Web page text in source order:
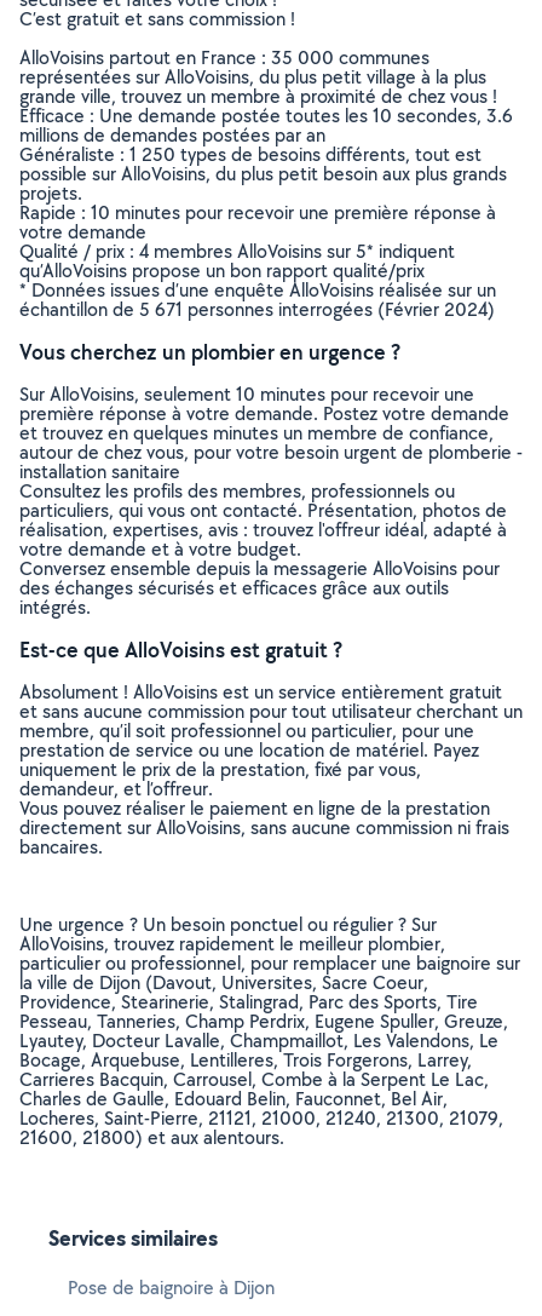
C’est gratuit et sans commission !
AlloVoisins partout en France : 35 000 communes
représentées sur AlloVoisins, du plus petit village à la plus
grande ville, trouvez un membre à proximité de chez vous !
Efficace : Une demande postée toutes les 10 secondes, 3.6
millions de demandes postées par an
Généraliste : 1 250 types de besoins différents, tout est
possible sur AlloVoisins, du plus petit besoin aux plus grands
projets.
Rapide : 10 minutes pour recevoir une première réponse à
votre demande
Qualité / prix : 4 membres AlloVoisins sur 5* indiquent
qu’AlloVoisins propose un bon rapport qualité/prix
* Données issues d’une enquête AlloVoisins réalisée sur un
échantillon de 5 671 personnes interrogées (Février 2024)
Vous cherchez un plombier en urgence ?
Sur AlloVoisins, seulement 10 minutes pour recevoir une
première réponse à votre demande. Postez votre demande
et trouvez en quelques minutes un membre de confiance,
autour de chez vous, pour votre besoin urgent de plomberie -
installation sanitaire
Consultez les profils des membres, professionnels ou
particuliers, qui vous ont contacté. Présentation, photos de
réalisation, expertises, avis : trouvez l'offreur idéal, adapté à
votre demande et à votre budget.
Conversez ensemble depuis la messagerie AlloVoisins pour
des échanges sécurisés et efficaces grâce aux outils
intégrés.
Est-ce que AlloVoisins est gratuit ?
Absolument ! AlloVoisins est un service entièrement gratuit
et sans aucune commission pour tout utilisateur cherchant un
membre, qu’il soit professionnel ou particulier, pour une
prestation de service ou une location de matériel. Payez
uniquement le prix de la prestation, fixé par vous,
demandeur, et l’offreur.
Vous pouvez réaliser le paiement en ligne de la prestation
directement sur AlloVoisins, sans aucune commission ni frais
bancaires.
Une urgence ? Un besoin ponctuel ou régulier ? Sur
AlloVoisins, trouvez rapidement le meilleur plombier,
particulier ou professionnel, pour remplacer une baignoire sur
la ville de Dijon (Davout, Universites, Sacre Coeur,
Providence, Stearinerie, Stalingrad, Parc des Sports, Tire
Pesseau, Tanneries, Champ Perdrix, Eugene Spuller, Greuze,
Lyautey, Docteur Lavalle, Champmaillot, Les Valendons, Le
Bocage, Arquebuse, Lentilleres, Trois Forgerons, Larrey,
Carrieres Bacquin, Carrousel, Combe à la Serpent Le Lac,
Charles de Gaulle, Edouard Belin, Fauconnet, Bel Air,
Locheres, Saint-Pierre, 21121, 21000, 21240, 21300, 21079,
21600, 21800) et aux alentours.
Services similaires
Pose de baignoire à Dijon